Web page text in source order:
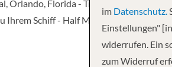
Orlando, Florida - Transfer zu Ihrem
Ihrem Schiff - Half Moon Cay - Grand
im Datenschutz.
Einstellungen"
widerrufen. Ein
zum Widerruf